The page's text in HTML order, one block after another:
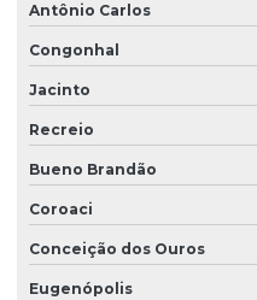
Antônio Carlos
Congonhal
Jacinto
Recreio
Bueno Brandão
Coroaci
Conceição dos Ouros
Eugenópolis